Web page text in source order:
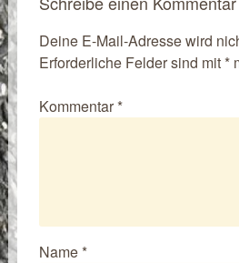
Deine E-Mail-Adresse wird
Erforderliche Felder sind mit*
Kommentar*
Name*